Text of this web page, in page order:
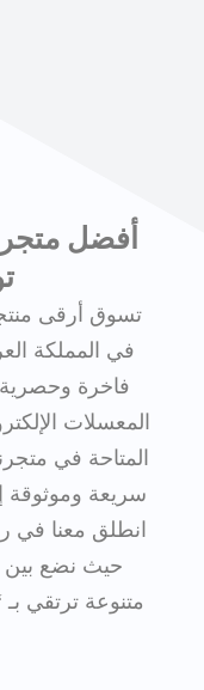
أفضل
تسوق أرقى
في المملكة
فاخرة
المعسلات
المتاحة في
سريعة وموثوقة
انطلق معنا في
حيث نضع بين
متنوعة ترتقي